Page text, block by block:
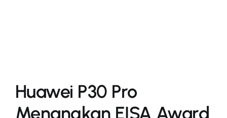
Huawei P30 Pro
Menangkan EISA Award